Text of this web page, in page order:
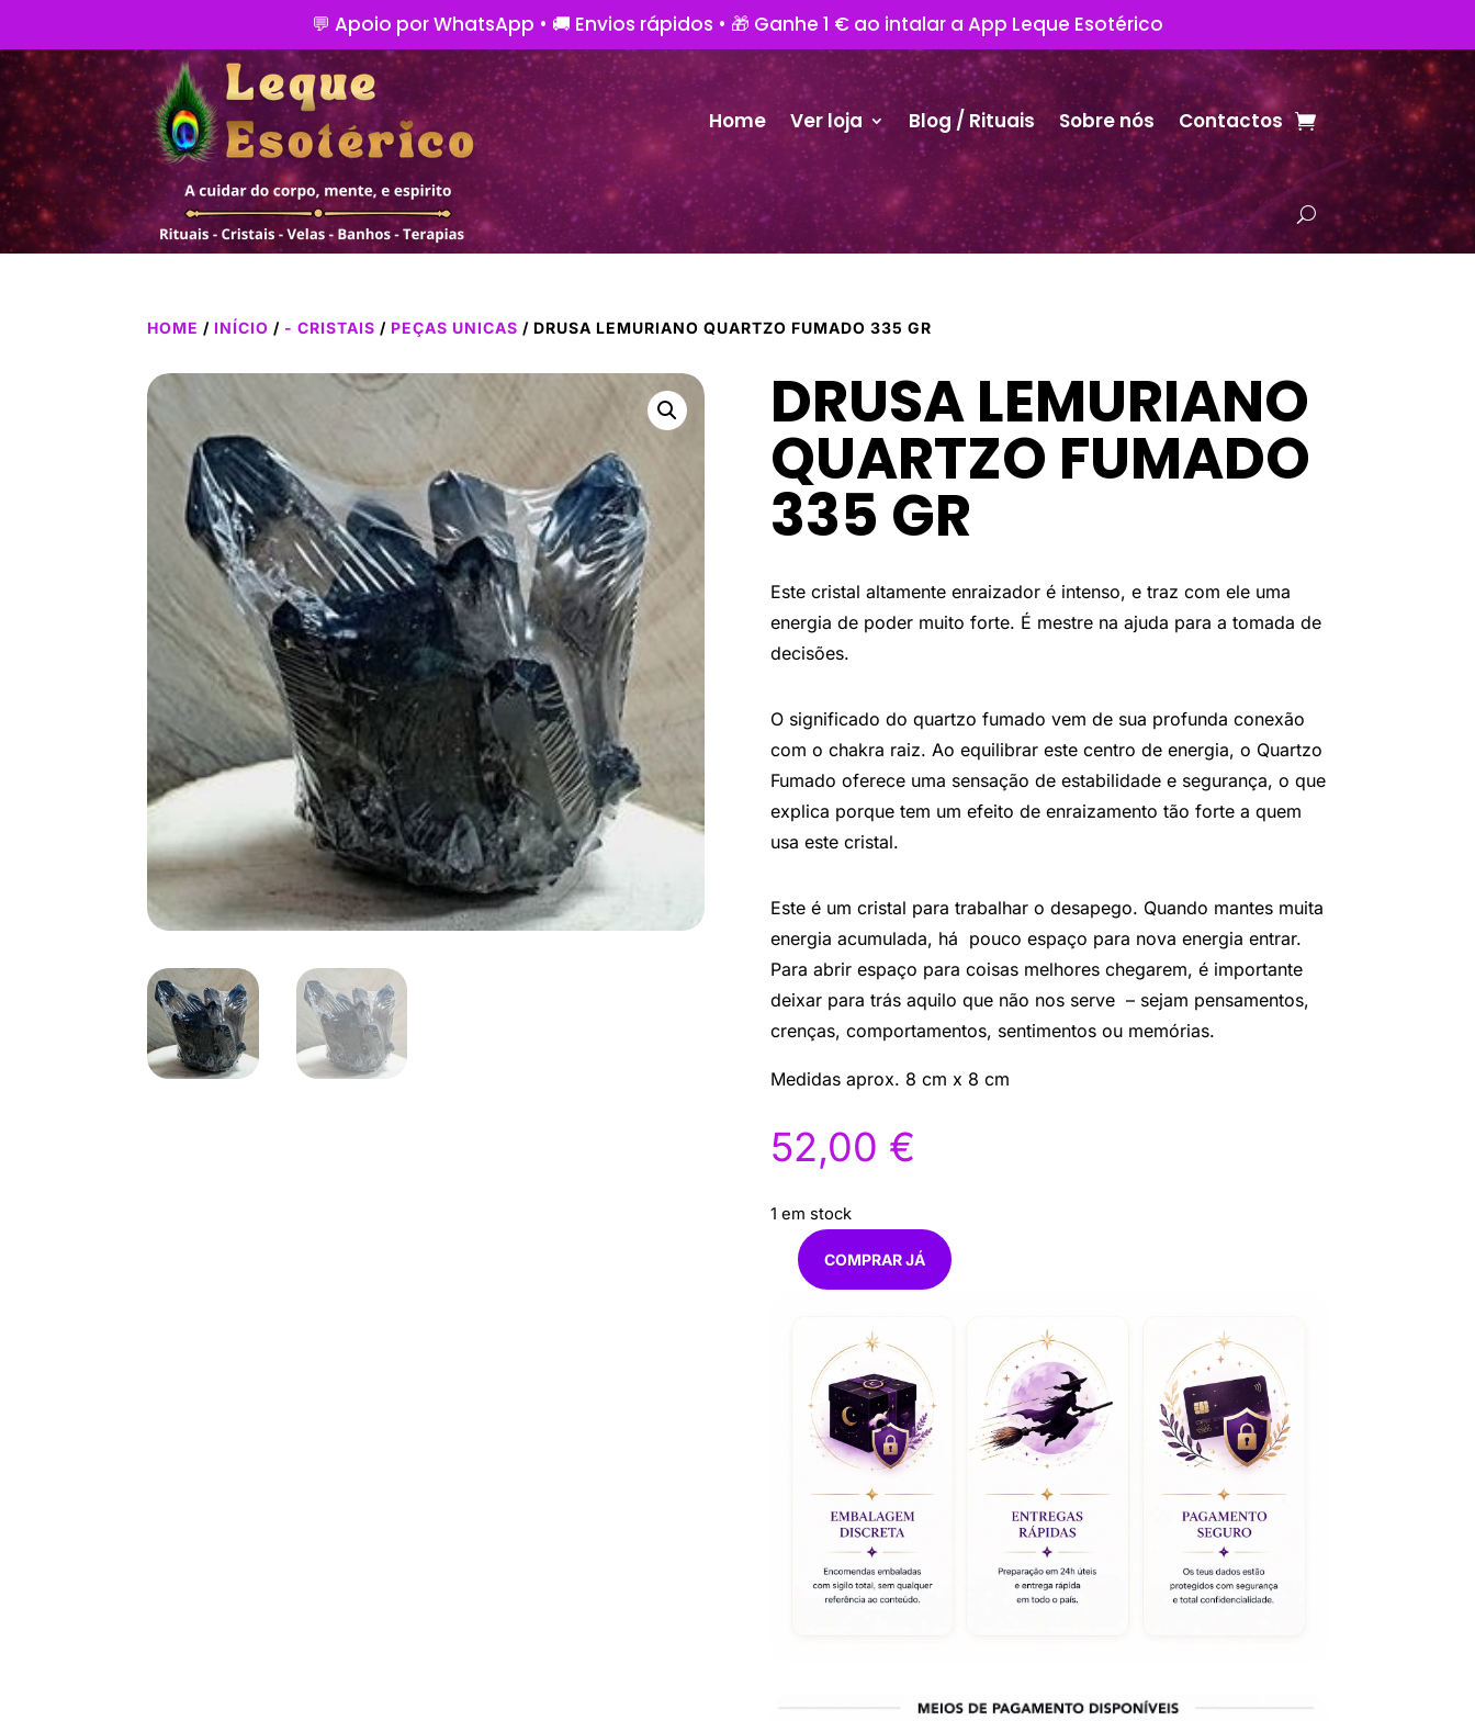
💬 Apoio por WhatsApp • 🚚 Envios rápidos • 🎁 Ganhe 1 € ao intalar a App Leque Esotérico
Home Ver loja Blog / Rituais Sobre nós Contactos
HOME / INÍCIO / - CRISTAIS / PEÇAS UNICAS / DRUSA LEMURIANO QUARTZO FUMADO 335 GR
DRUSA LEMURIANO
QUARTZO FUMADO
335 GR
Este cristal altamente enraizador é intenso, e traz com ele uma
energia de poder muito forte. É mestre na ajuda para a tomada de
decisões.
O significado do quartzo fumado vem de sua profunda conexão
com o chakra raiz. Ao equilibrar este centro de energia, o Quartzo
Fumado oferece uma sensação de estabilidade e segurança, o que
explica porque tem um efeito de enraizamento tão forte a quem
usa este cristal.
Este é um cristal para trabalhar o desapego. Quando mantes muita
energia acumulada, há pouco espaço para nova energia entrar.
Para abrir espaço para coisas melhores chegarem, é importante
deixar para trás aquilo que não nos serve – sejam pensamentos,
crenças, comportamentos, sentimentos ou memórias.
Medidas aprox. 8 cm x 8 cm
52,00 €
1 em stock
Quantidade
Lemuriano
quartzo
fumado
COMPRAR JÁ